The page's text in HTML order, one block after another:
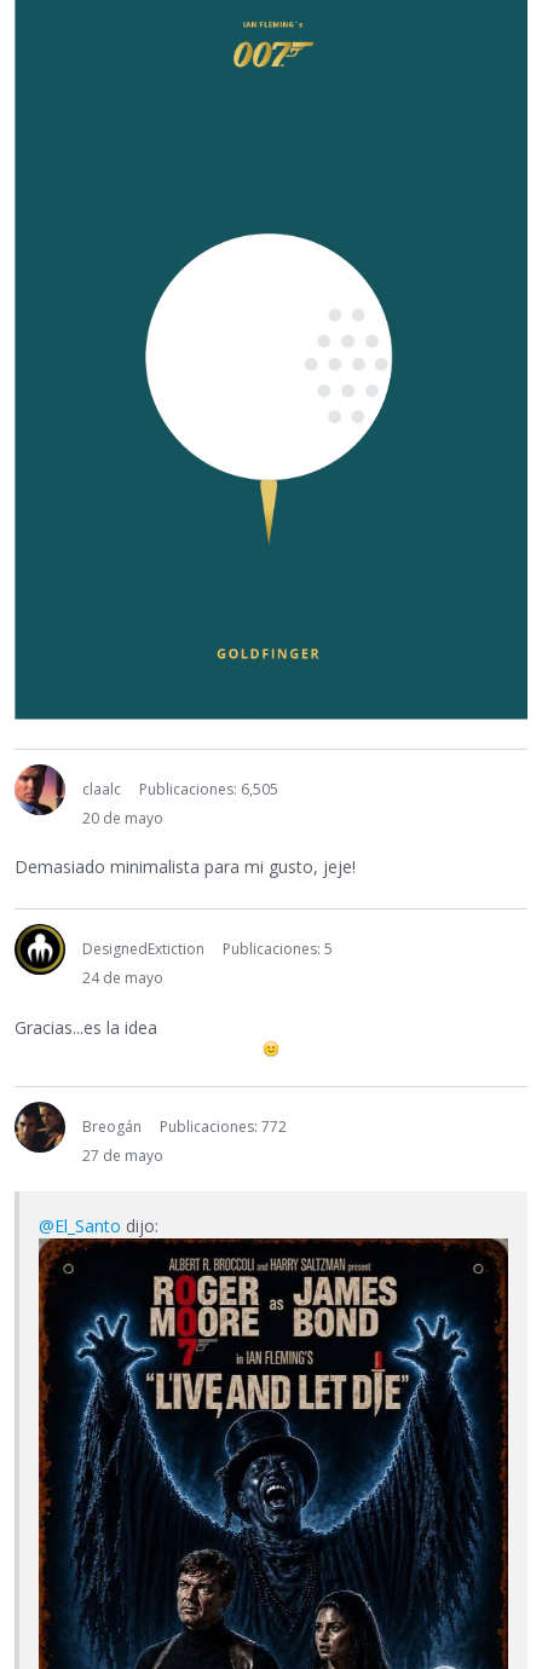
claalc
Publicaciones: 6,505
20 de mayo
Demasiado minimalista para mi gusto, jeje!
DesignedExtiction
Publicaciones: 5
24 de mayo
Gracias...es la idea
Breogán
Publicaciones: 772
27 de mayo
@El_Santo dijo: